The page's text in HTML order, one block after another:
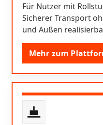
Für Nutzer mit
Sicherer Transport
und Außen
Mehr zum